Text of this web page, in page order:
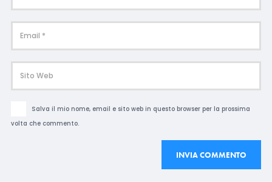
Salva il mio nome, email e sito web in questo browser per la prossima
volta che commento.